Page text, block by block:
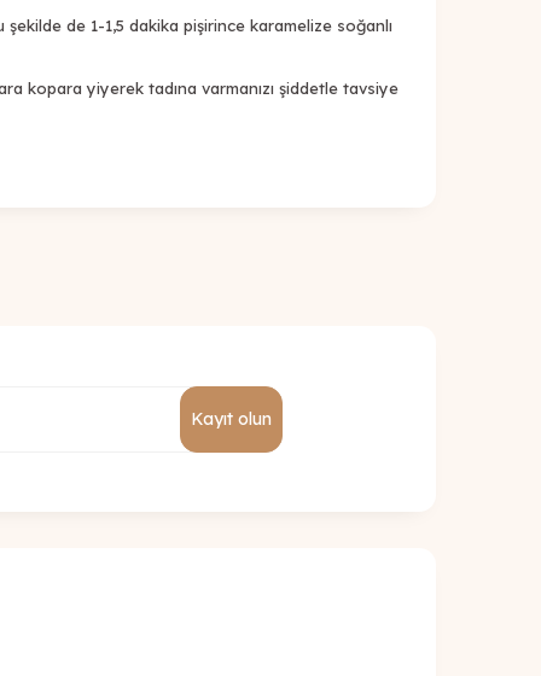
şekilde de 1-1,5 dakika pişirince karamelize soğanlı
kopara yiyerek tadına varmanızı şiddetle tavsiye
Kayıt olun